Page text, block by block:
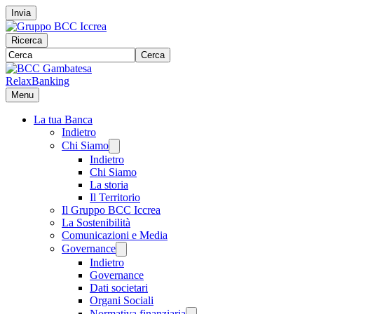
Invia
Ricerca
Cerca
RelaxBanking
Menu
La tua Banca
Indietro
Chi Siamo
Indietro
Chi Siamo
La storia
Il Territorio
Il Gruppo BCC Iccrea
La Sostenibilità
Comunicazioni e Media
Governance
Indietro
Governance
Dati societari
Organi Sociali